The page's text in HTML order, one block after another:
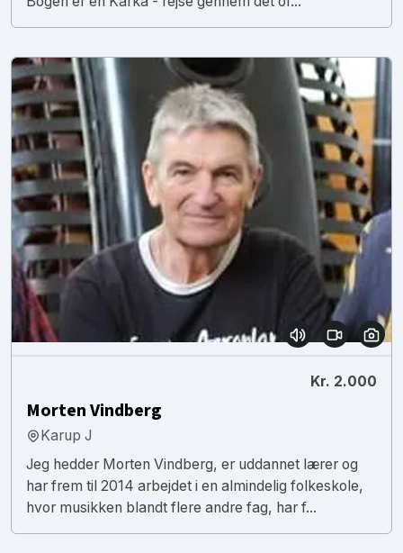
Kr. 2.000
Morten Vindberg
Karup J
Jeg hedder Morten Vindberg, er uddannet lærer og
har frem til 2014 arbejdet i en almindelig folkeskole,
hvor musikken blandt flere andre fag, har f...